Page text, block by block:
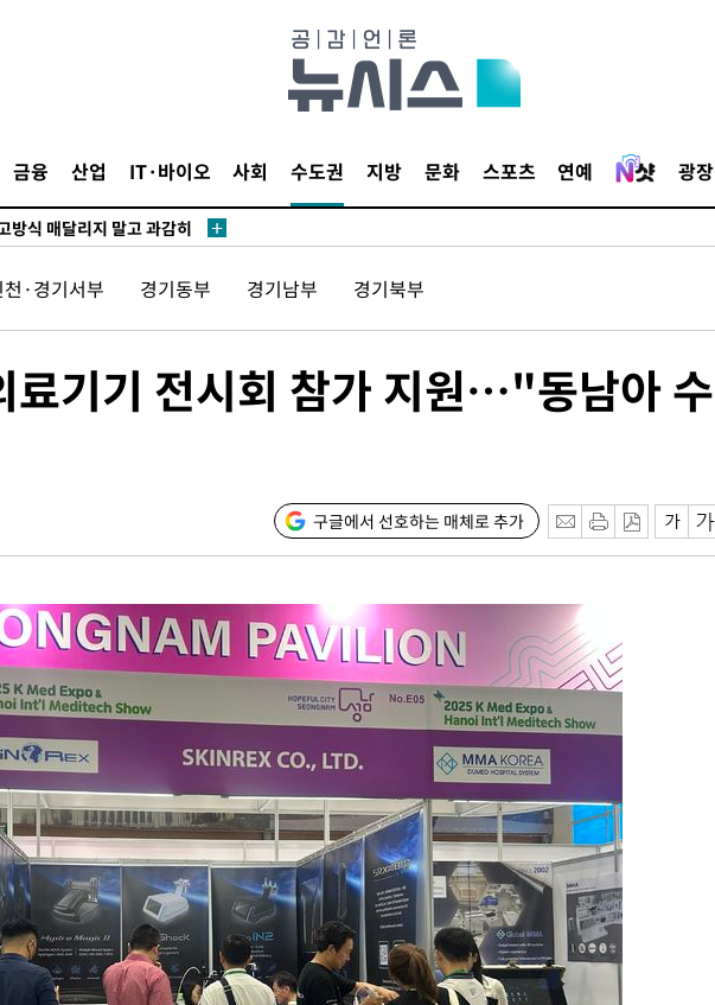
금융 산업 IT·바이오 사회 수도권 지방 문화 스포츠 연예 광장
서울대 공대 교수…이병태
고 그 전 2개월 10.3만개 하
방식 매달리지 말고 과감히
폭염경보로 하향
4개 면 특별재난지역 선포
많은 비[내일날씨]
마감
6258.77에 마쳐
이후 첫 40도
해 前교정본부장 기소
에 수사 재개"
밭' 된 축구협회
유 서울대 공대 교수…이병태
명 식사 대접까지(종합)
고 그 전 2개월 10.3만개 하
개 줄어…실업률은 4.1%로
방식 매달리지 말고 과감히
쪽 인바운드·남쪽 아웃바운
, 폭염경보로 하향
4개 면 특별재난지역 선포
천·경기서부 경기동부 경기남부 경기북부
료기기 전시회 참가 지원…"동남아 수
구글에서 선호하는 매체로 추가